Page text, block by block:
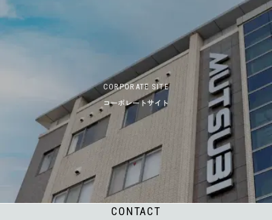
CORPORATE SITE
コーポレートサイト
CONTACT